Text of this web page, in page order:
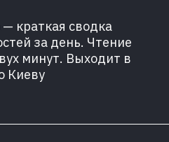
краткая сводка
за день. Чтение
минут. Выходит в
Киеву